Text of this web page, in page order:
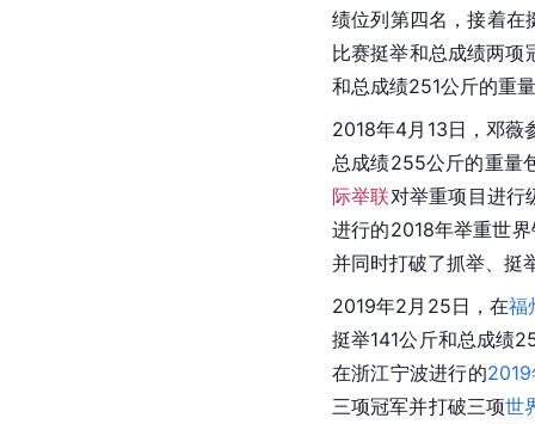
绩位列第四名，接着在
比赛挺举和总成绩两项
和总成绩251公斤的重
2018年4月13日，邓薇
总成绩255公斤的重量
际举联对举重项目进行
进行的2018年举重世
并同时打破了抓举、挺
2019年2月25日，在福
挺举141公斤和总成绩
在浙江宁波进行的
三项冠军并打破三项世